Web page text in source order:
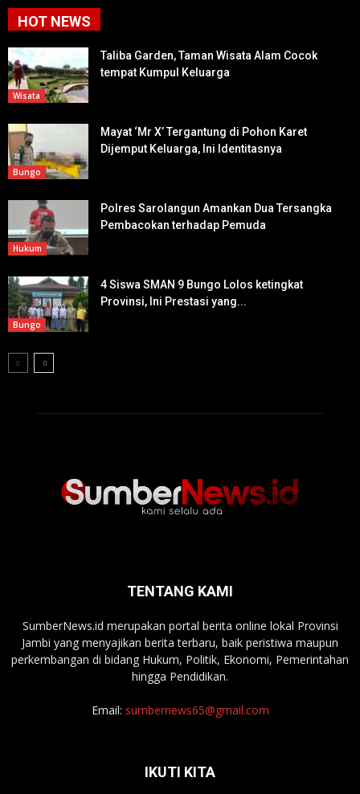
HOT NEWS
Wisata
Taliba Garden, Taman Wisata Alam Cocok
tempat Kumpul Keluarga
Bungo
Mayat ‘Mr X’ Tergantung di Pohon Karet
Dijemput Keluarga, Ini Identitasnya
Hukum
Polres Sarolangun Amankan Dua Tersangka
Pembacokan terhadap Pemuda
Bungo
4 Siswa SMAN 9 Bungo Lolos ketingkat
Provinsi, Ini Prestasi yang...
TENTANG KAMI
SumberNews.id merupakan portal berita online lokal Provinsi
Jambi yang menyajikan berita terbaru, baik peristiwa maupun
perkembangan di bidang Hukum, Politik, Ekonomi, Pemerintahan
hingga Pendidikan.
Email: sumbernews65@gmail.com
IKUTI KITA